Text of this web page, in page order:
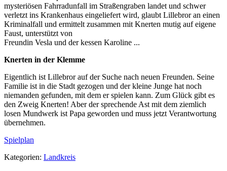
mysteriösen Fahrradunfall im Straßengraben landet und schwer
verletzt ins Krankenhaus eingeliefert wird, glaubt Lillebror an einen
Kriminalfall und ermittelt zusammen mit Knerten mutig auf eigene
Faust, unterstützt von
Freundin Vesla und der kessen Karoline ...
Knerten in der Klemme
Eigentlich ist Lillebror auf der Suche nach neuen Freunden. Seine
Familie ist in die Stadt gezogen und der kleine Junge hat noch
niemanden gefunden, mit dem er spielen kann. Zum Glück gibt es
den Zweig Knerten! Aber der sprechende Ast mit dem ziemlich
losen Mundwerk ist Papa geworden und muss jetzt Verantwortung
übernehmen.
Spielplan
Kategorien: Landkreis